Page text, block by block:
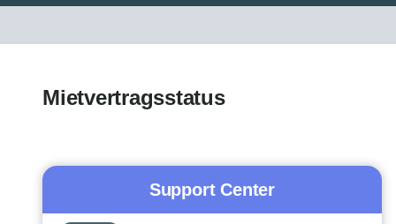
Mietvertragsstatus
Support Center